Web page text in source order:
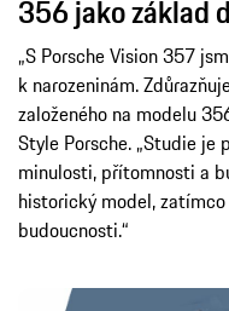
356 jako základ
„S Porsche Vision 357
k narozeninám.
založeného na modelu
Style Porsche. „Studie je
minulosti, přítomnosti a
historický model,
budoucnosti.“